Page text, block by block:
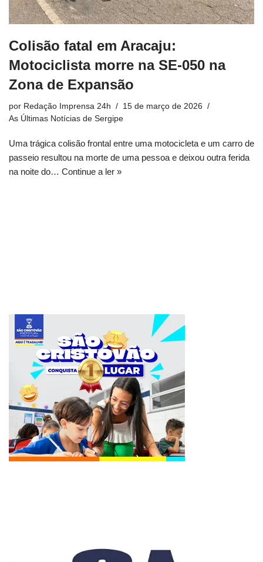
Colisão fatal em Aracaju:
Motociclista morre na SE-050 na
Zona de Expansão
por Redação Imprensa 24h
15 de março de 2026
As Últimas Notícias de Sergipe
Uma trágica colisão frontal entre uma motocicleta e um carro de
passeio resultou na morte de uma pessoa e deixou outra ferida
na noite do… Continue a ler »